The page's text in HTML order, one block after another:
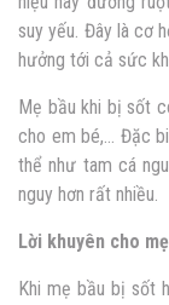
suy yếu. Đây là cơ
hưởng tới cả sức
Mẹ bầu khi bị sốt
cho em bé,… Đặc
thể như tam cá
nguy hơn rất nhiều.
Lời khuyên cho
Khi mẹ bầu bị sốt